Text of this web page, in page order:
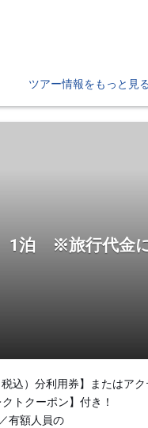
ツアー情報をもっと見
泊 ※旅行代金に
込）分利用券】またはアク
トクーポン】付き！
有額人員の